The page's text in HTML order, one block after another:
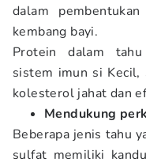
dalam
kembang bayi.
Protein dalam
sistem imun si
kolesterol jahat dan
Mendukung
Beberapa jenis tahu
sulfat memiliki